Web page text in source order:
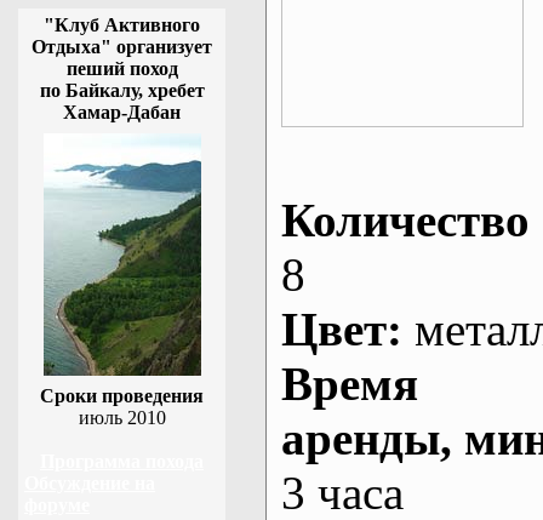
"Клуб Активного
Отдыха" организует
пеший поход
по Байкалу, хребет
Хамар-Дабан
Сроки проведения
июль 2010
Количество
8
Цвет:
Время
аренды,
3 часа